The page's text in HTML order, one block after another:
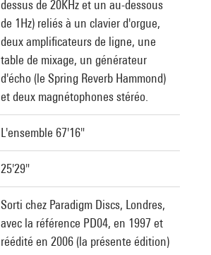
dessus de 20KHz et un au-dessous
de 1Hz) reliés à un clavier d'orgue,
deux amplificateurs de ligne, une
table de mixage, un générateur
d'écho (le Spring Reverb Hammond)
et deux magnétophones stéréo.
L'ensemble 67'16"
25'29"
Sorti chez Paradigm Discs, Londres,
avec la référence PD04, en 1997 et
réédité en 2006 (la présente édition)